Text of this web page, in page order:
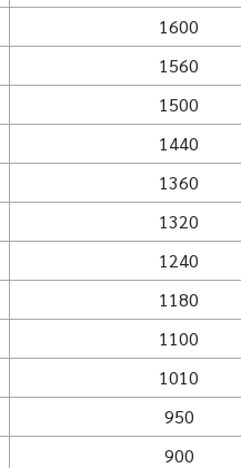
1600
1560
1500
1440
1360
1320
1240
1180
1100
1010
950
900